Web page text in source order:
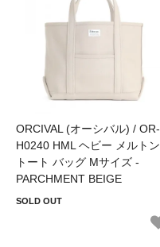
ORCIVAL (オーシバル) / OR-
H0240 HML ヘビー メルトン
トート バッグ Mサイズ -
PARCHMENT BEIGE
SOLD OUT